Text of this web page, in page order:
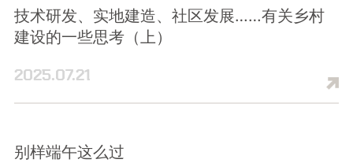
技术研发、实地建造、社区发展……有关乡村
建设的一些思考（上）
2025.07.21
别样端午这么过